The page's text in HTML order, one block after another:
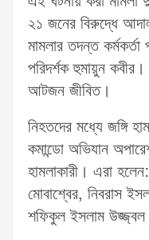
২১ জনের বিরুদ্ধে
মামলার তদন্ত কর্মকর্তা
পরিদর্শক হুমায়ুন
আটজন জীবিত।
নিহতদের মধ্যে জঙ্গি
কমান্ডো অভিযান
হামলাকারী। এরা
মোবাশ্বের, নিবরাস
শফিকুল ইসলাম